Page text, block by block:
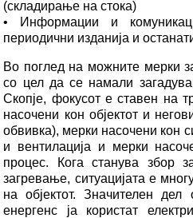
(складирање на стока)
• Информации и
периодични изданија и
Во поглед на можните мерки
со цел да се намали
Скопје, фокусот е ставен на
насочени кон објектот и
обвивка), мерки насочени кон
и вентилација и мерки
процес. Кога станува збор
загревање, ситуацијата е
на објектот. Значителен дел
енергенс ја користат